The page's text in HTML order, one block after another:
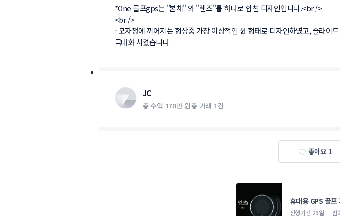
*One 골프gps는 "본체" 와 "렌즈"를 하나로 합친 디자인입니다.<br />
<br />
- 모자챙에 끼어지는 형상중 가장 이상적인 원 형태로 디자인하였고, 슬라이
극대화 시켰습니다.
JC
총 수익 170만 원총 거래 1건
좋아요 1
휴대용 GPS 골프
자인 의뢰
진행기간 29일 참